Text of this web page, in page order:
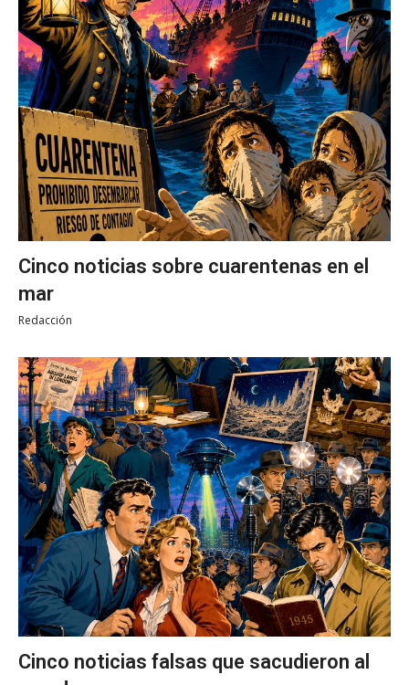
Cinco noticias sobre cuarentenas en el
mar
Redacción
Cinco noticias falsas que sacudieron al